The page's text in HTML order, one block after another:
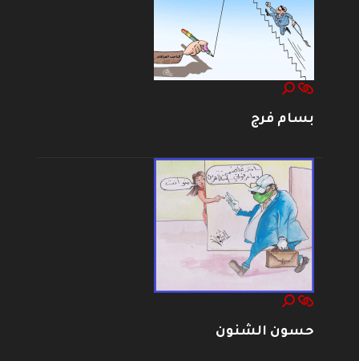
بسام فرج
حسون الشنون